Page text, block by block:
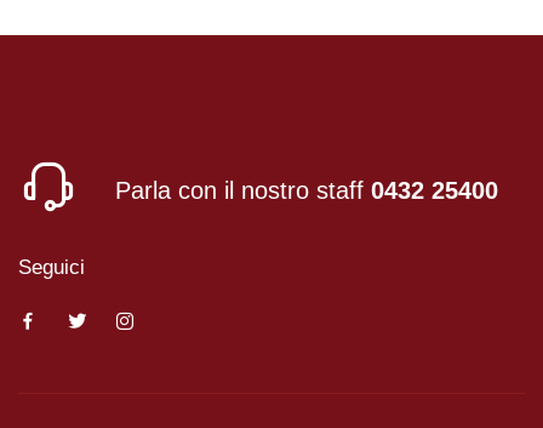
Parla con il nostro staff 0432 25400
Seguici